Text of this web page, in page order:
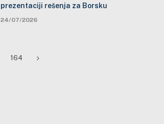
prezentaciji rešenja za Borsku
24/07/2026
164 Next